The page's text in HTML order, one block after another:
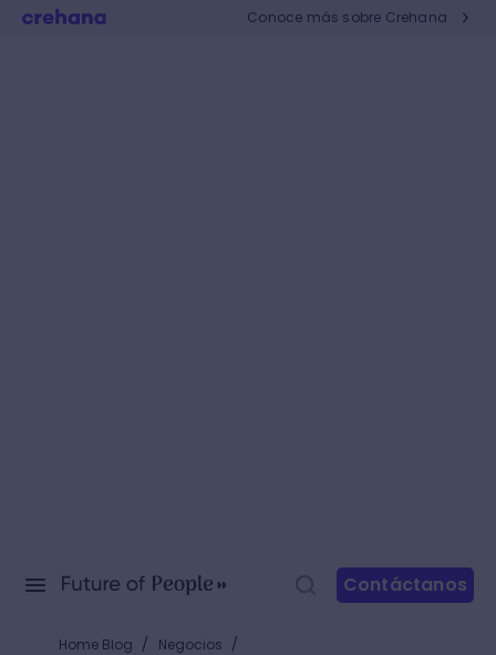
Conoce más sobre Crehana
Contáctanos
Home Blog / Negocios /